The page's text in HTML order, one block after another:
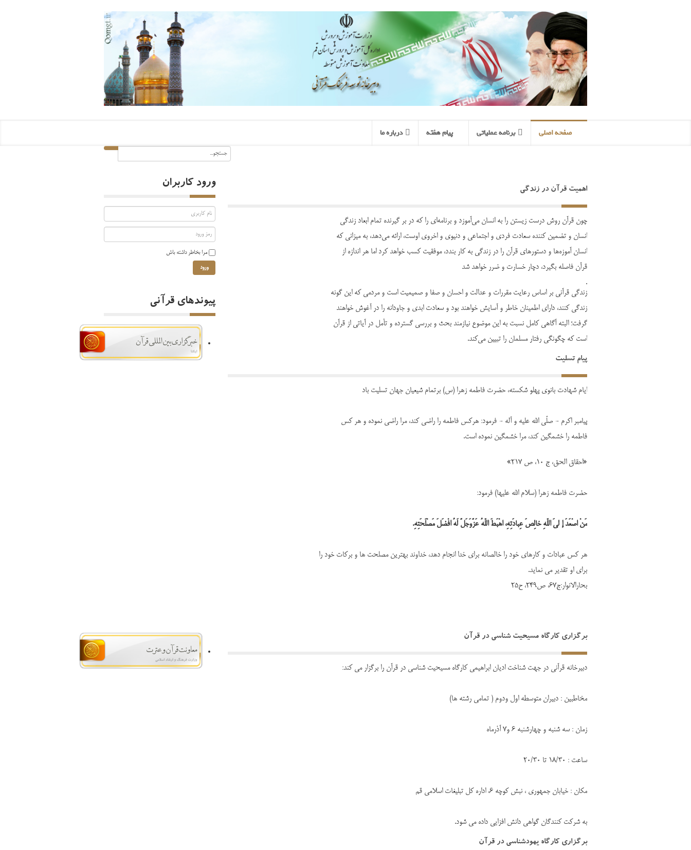
صفحه اصلی برنامه عملیاتی پیام هفته درباره ما
اهمیت قرآن در زندگی
چون قرآن روش درست زیستن را به انسان می‌آموزد و برنامه‌ای را که در بر گیرنده تمام ابعاد زندگی
انسان و تضمین کننده سعادت فردی و اجتماعی و دنیوی و اخروی اوست، ارائه می‌دهد، به میزانی که
انسان آموزه‌ها و دستورهای قرآن را در زندگی به کار بندد، موفقیت کسب خواهد کرد اما هر اندازه از
قرآن فاصله بگیرد، دچار خسارت و ضرر خواهد شد
.
زندگی قرآنی بر اساس رعایت مقررات و عدالت و احسان و صفا و صمیمیت است و مردمی که این گونه
زندگی کنند، دارای اطمینان خاطر و آسایش خواهند بود و سعادت ابدی و جاودانه را در آغوش خواهند
گرفت؛ البته آگاهی کامل نسبت به این موضوع نیازمند بحث و بررسی گسترده و تأمل در آیاتی از قرآن
است که چگونگی رفتار مسلمان را تبیین می‌کند.
پیام تسلیت
ایام شهادت بانوی پهلو شکسته، حضرت فاطمه زهرا (س) برتمام شیعیان جهان تسلیت باد
پیامبر اکرم - صلّی الله علیه و آله - فرمود: هرکس فاطمه را راضی کند، مرا راضی نموده و هر کس
فاطمه را خشمگین کند، مرا خشمگین نموده است.
«احقاق الحق، ج 10، ص 217»
حضرت فاطمه زهرا (سلام الله علیها) فرمود:
مَنْ اصْعَدَ إ لیَ اللّهِ خالِصَ عِبادَتِهِ، اهْبَطَ اللّهُ عَزَّوَجَلَّ لَهُ افْضَلَ مَصْلَحَتِهِ.
هر کس عبادات و کارهای خود را خالصانه برای خدا انجام دهد، خداوند بهترین مصلحت ها و برکات خود را
برای او تقدیر می نماید.
بحارالانوار:ج۶۷، ص۲۴۹، ح۲۵
برگزاری کارگاه مسیحیت شناسی در قرآن
دبیرخانه قرآنی در جهت شناخت ادیان ابراهیمی کارگاه مسیحیت شناسی در قرآن را برگزار می کند:
مخاطبین : دبیران متوسطه اول ودوم ( تمامی رشته ها)
زمان : سه شنبه و چهارشنبه 6 و7 آذرماه
ساعت : 18/30 تا 20/30
مکان : خیابان جمهوری ، نبش کوچه 6، اداره کل تبلیغات اسلامی قم
به شرکت کنندگان گواهی دانش افزایی داده می شود.
برگزاری کارگاه یهودشناسی در قرآن
ورود کاربران
مرا بخاطر داشته باش
ورود
پیوندهای قرآنی